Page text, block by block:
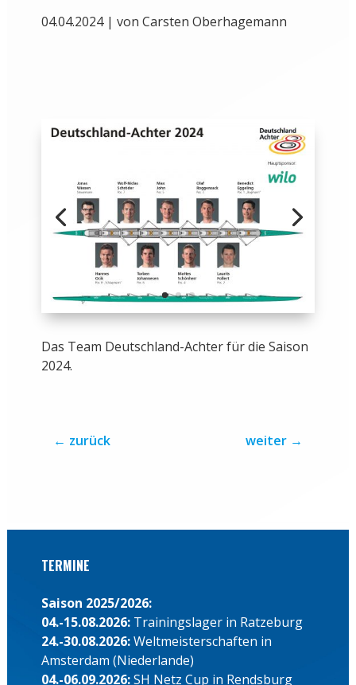
04.04.2024 | von Carsten Oberhagemann
Das Team Deutschland-Achter für die Saison
2024.
← zurück weiter →
TERMINE
Saison 2025/2026:
04.-15.08.2026: Trainingslager in Ratzeburg
24.-30.08.2026:Weltmeisterschaften in
Amsterdam (Niederlande)
04.-06.09.2026:SH Netz Cup in Rendsburg